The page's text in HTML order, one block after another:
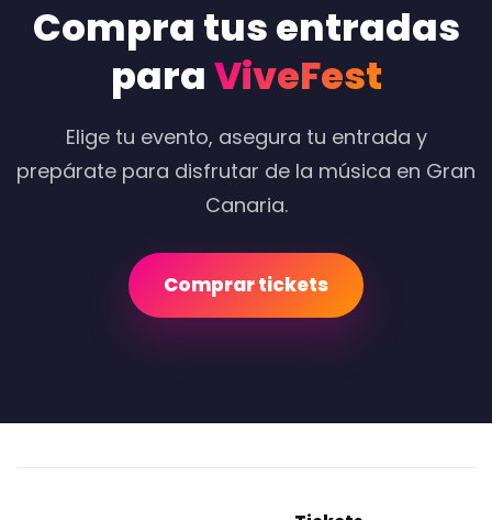
Compra tus entradas
paraViveFest
Elige tu evento, asegura tu entrada y
prepárate para disfrutar de la música en Gran
Canaria.
Comprar tickets